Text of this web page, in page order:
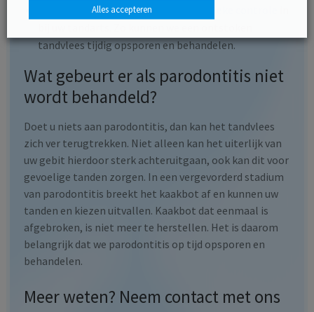
Plan een keer per halfjaar een
tandvlees tijdig opsporen en behandelen.
Wat gebeurt er als parodontitis niet
wordt behandeld?
Doet u niets aan parodontitis, dan kan het tandvlees
zich ver terugtrekken. Niet alleen kan het uiterlijk van
uw gebit hierdoor sterk achteruitgaan, ook kan dit voor
gevoelige tanden zorgen. In een vergevorderd stadium
van parodontitis breekt het kaakbot af en kunnen uw
tanden en kiezen uitvallen. Kaakbot dat eenmaal is
afgebroken, is niet meer te herstellen. Het is daarom
belangrijk dat we parodontitis op tijd opsporen en
behandelen.
Meer weten? Neem contact met ons
Alles accepteren